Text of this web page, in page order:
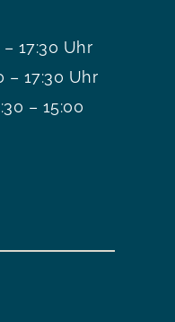
– 17:30 Uhr
– 17:30 Uhr
:30 – 15:00